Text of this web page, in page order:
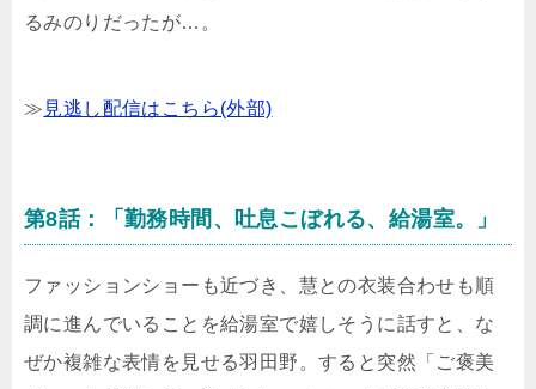
るみのりだったが…。
≫ 見逃し配信はこちら(外部)
第8話：「勤務時間、吐息こぼれる、給湯室。」
ファッションショーも近づき、慧との衣装合わせも順
調に進んでいることを給湯室で嬉しそうに話すと、な
ぜか複雑な表情を見せる羽田野。すると突然「ご褒美